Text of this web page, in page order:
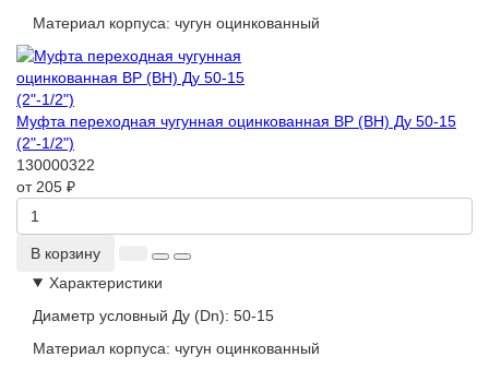
Материал корпуса: чугун оцинкованный
Муфта переходная чугунная оцинкованная ВР (ВН) Ду 50-15
(2"-1/2")
130000322
от 205 ₽
В корзину
Характеристики
Диаметр условный Ду (Dn): 50-15
Материал корпуса: чугун оцинкованный